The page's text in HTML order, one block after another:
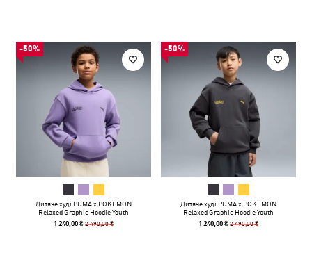
-50%
Дитяче худі PUMA x POKEMON
Relaxed Graphic Hoodie Youth
1 240,00 ₴2 490,00 ₴
-50%
Дитяче худі PUMA x POKEMON
Relaxed Graphic Hoodie Youth
1 240,00 ₴2 490,00 ₴